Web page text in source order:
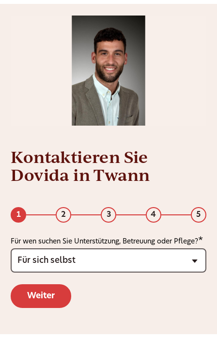
Kontaktieren Sie
Dovida in Twann
1 2 3 4 5
Für wen suchen Sie Unterstützung, Betreuung oder Pflege?